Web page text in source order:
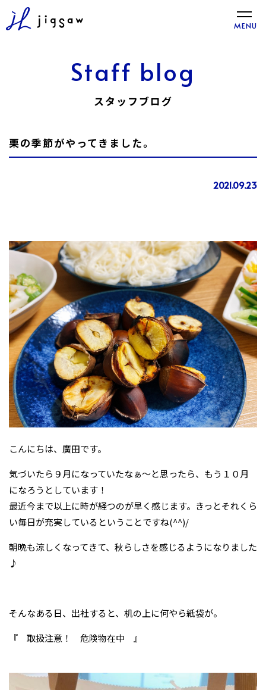
toggle
MENU
Staff blog
スタッフブログ
栗の季節がやってきました。
2021.09.23
こんにちは、廣田です。
気づいたら９月になっていたなぁ～と思ったら、もう１０月
になろうとしています！
最近今まで以上に時が経つのが早く感じます。きっとそれくら
い毎日が充実しているということですね(^^)/
朝晩も涼しくなってきて、秋らしさを感じるようになりました
♪
そんなある日、出社すると、机の上に何やら紙袋が。
『 取扱注意！ 危険物在中 』